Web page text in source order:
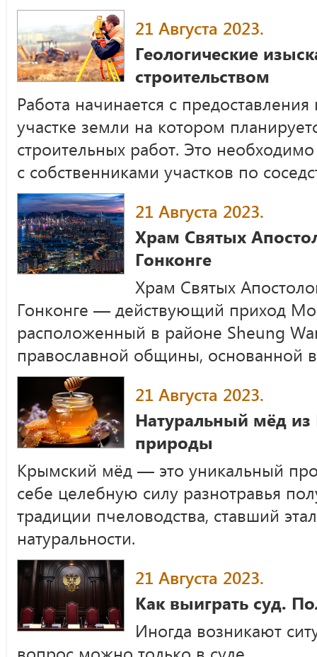
21 Августа 2023.
Геологические
строительством
Работа начинается с
участке земли на котором
строительных работ. Это
с собственниками участков по
21 Августа 2023.
Храм Святых
Гонконге
Храм Святых
Гонконге — действующий приход
расположенный в районе Sheung
православной общины, основанной
21 Августа 2023.
Натуральный мёд
природы
Крымский мёд — это уникальный
себе целебную силу разнотравья
традиции пчеловодства, ставший
натуральности.
21 Августа 2023.
Как выиграть суд.
Иногда возникают